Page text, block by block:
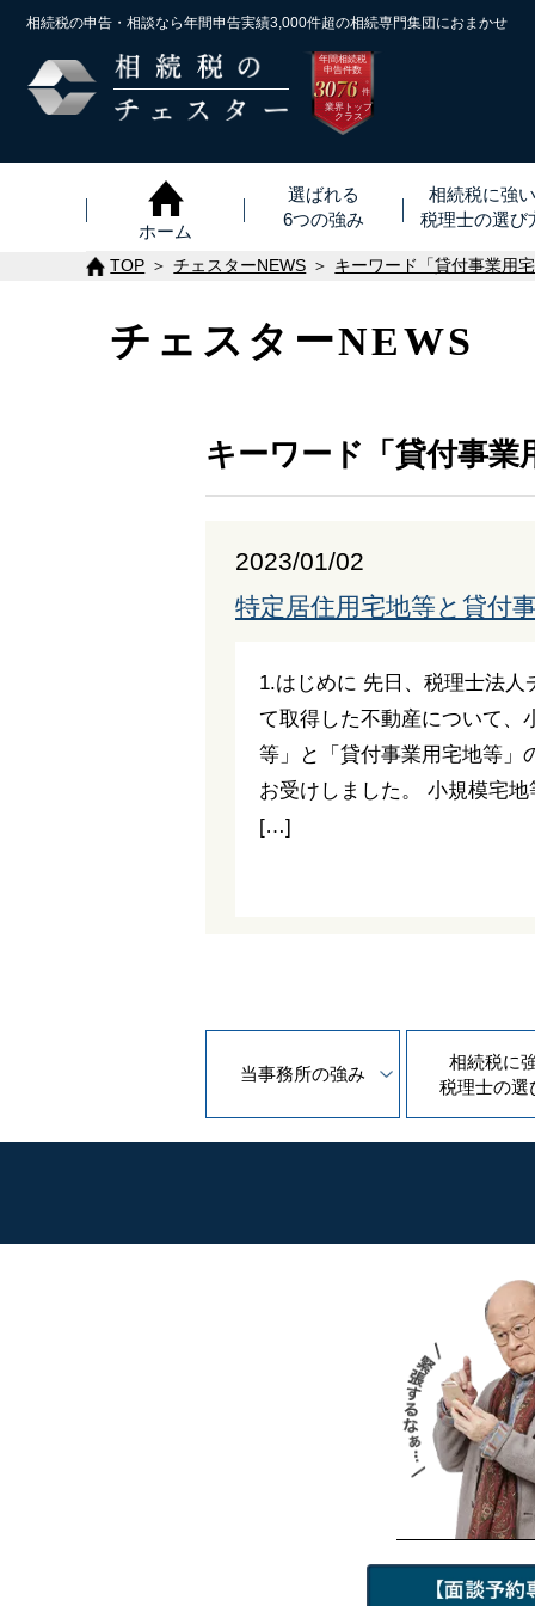
相続税の申告・相談なら年間申告実績3,000件超の相続専門集団におまかせ
年間相続税
申告件数
3076 ※
件
業界トップ
クラス
ホーム
選ばれる
6つの強み
相続税に強
税理士の選び
TOP チェスターNEWS キーワード「貸付事業用
チェスターNEWS
キーワード「貸付事業
2023/01/02
特定居住用宅地等と貸付
1.はじめに 先日、税理士法
て取得した不動産について、
等」と「貸付事業用宅地等」
お受けしました。 小規模宅
[…]
当事務所の強み
相続税に
税理士の選